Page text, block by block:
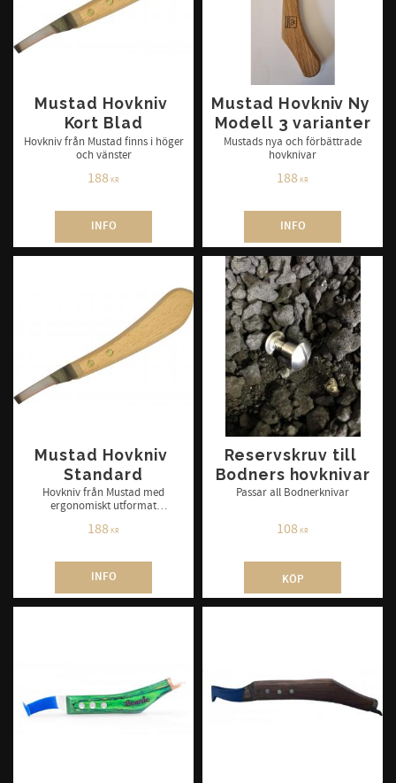
Mustad Hovkniv
Kort Blad
Hovkniv från Mustad finns i höger
och vänster
188KR
INFO
Mustad Hovkniv Ny
Modell 3 varianter
Mustads nya och förbättrade
hovknivar
188KR
INFO
Mustad Hovkniv
Standard
​Hovkniv från Mustad med
ergonomiskt utformat
komfortabelt grepp och överför
188KR
INFO
Reservskruv till
Bodners hovknivar
Passar all Bodnerknivar
108KR
KÖP